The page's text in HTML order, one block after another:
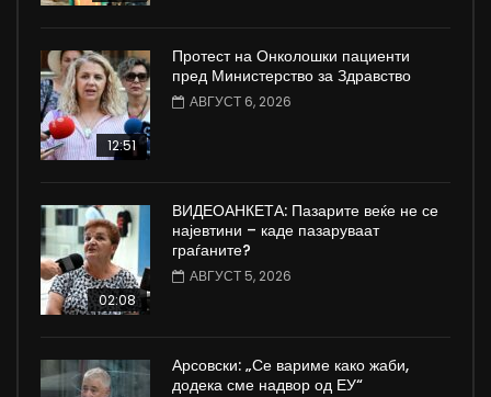
12:51
Протест на Онколошки пациенти
пред Министерство за Здравство
АВГУСТ 6, 2026
02:08
ВИДЕОАНКЕТА: Пазарите веќе не се
најевтини – каде пазаруваат
граѓаните?
АВГУСТ 5, 2026
Арсовски: „Се вариме како жаби,
додека сме надвор од ЕУ“